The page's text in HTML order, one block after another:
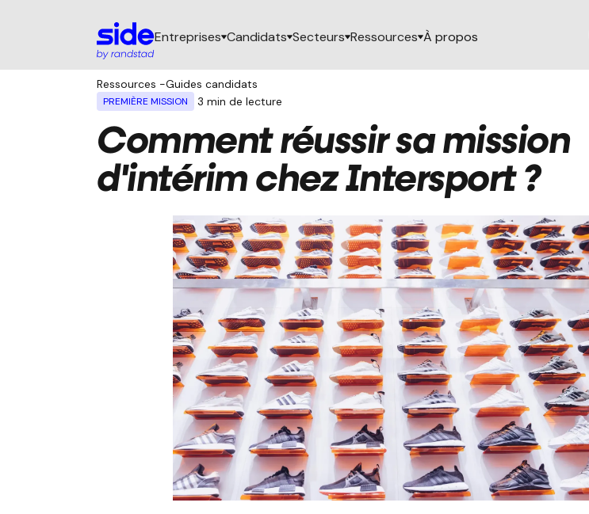
Entreprises Candidats Secteurs Ressources À propos
Ressources -Guides candidats
PREMIÈRE MISSION 3 min de lecture
Comment réussir sa mission
d'intérim chez Intersport ?